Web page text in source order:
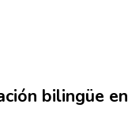
bilingüe en